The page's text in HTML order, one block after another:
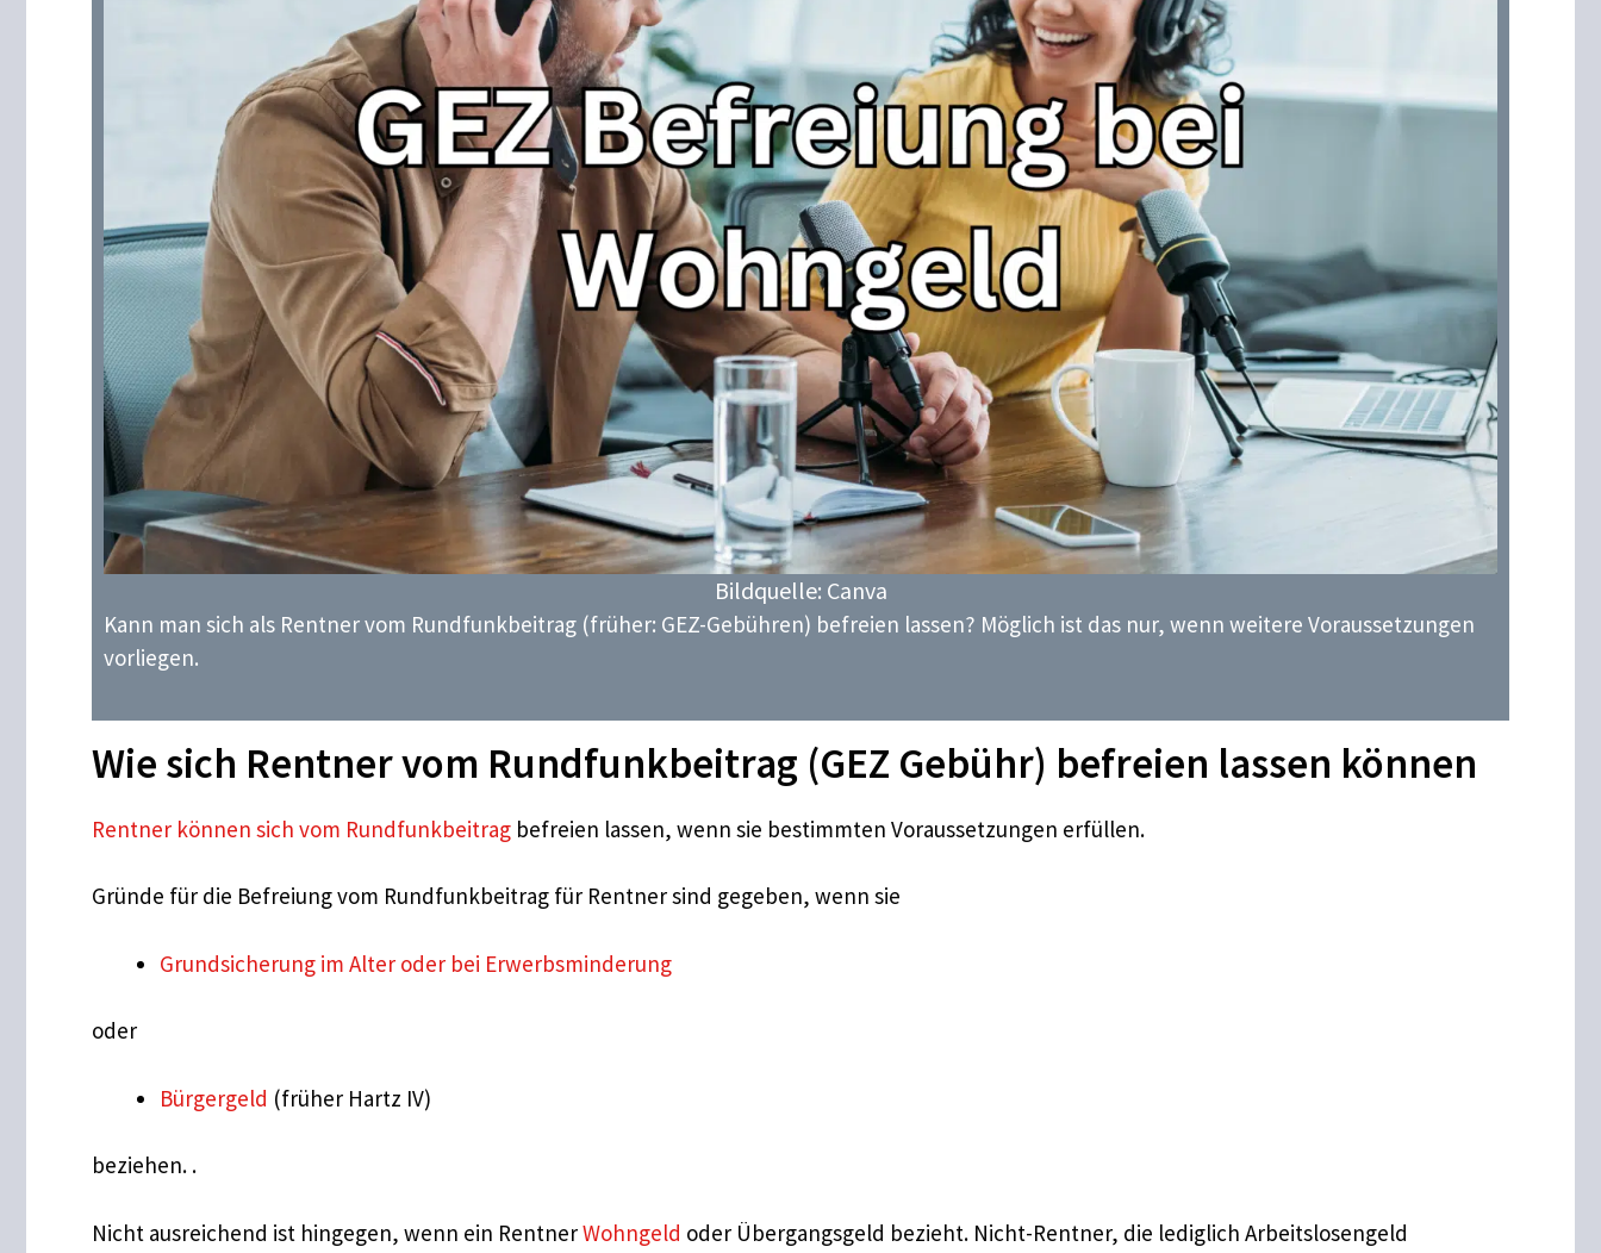
Bildquelle: Canva
Kann man sich als Rentner vom Rundfunkbeitrag (früher: GEZ-Gebühren) befreien lassen? Möglich ist das nur, wenn weitere Voraussetzungen
vorliegen.
Wie sich Rentner vom Rundfunkbeitrag (GEZ Gebühr) befreien lassen können
Rentner können sich vom Rundfunkbeitrag befreien lassen, wenn sie bestimmten Voraussetzungen erfüllen.
Gründe für die Befreiung vom Rundfunkbeitrag für Rentner sind gegeben, wenn sie
Grundsicherung im Alter oder bei Erwerbsminderung
oder
Bürgergeld (früher Hartz IV)
beziehen. .
Nicht ausreichend ist hingegen, wenn ein RentnerWohngeld oder Übergangsgeld bezieht. Nicht-Rentner, die lediglich Arbeitslosengeld